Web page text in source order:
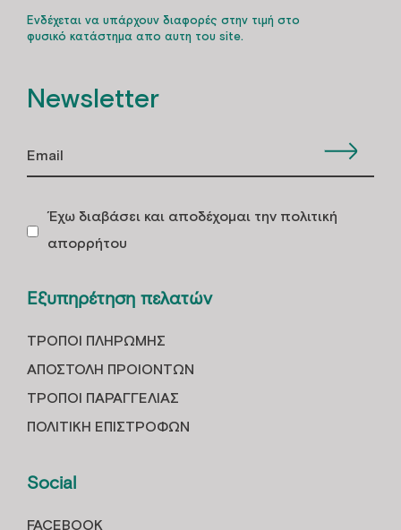
Ενδέχεται να υπάρχουν διαφορές στην τιμή στο
φυσικό κατάστημα απο αυτη του site.
Newsletter
Έχω διαβάσει και αποδέχομαι την πολιτική
απορρήτου
Εξυπηρέτηση πελατών
ΤΡOΠΟΙ ΠΛΗΡΩΜHΣ
ΑΠΟΣΤΟΛH ΠΡΟΙOΝΤΩΝ
ΤΡΟΠΟΙ ΠΑΡΑΓΓΕΛΙΑΣ
ΠΟΛΙΤΙΚΗ ΕΠΙΣΤΡΟΦΩΝ
Social